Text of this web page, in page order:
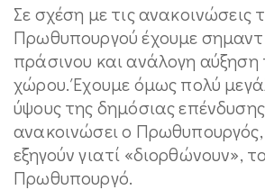
Σε σχέση με τις ανακοινώσεις
Πρωθυπουργού έχουμε
πράσινου και ανάλογη
χώρου. Έχουμε όμως πολύ
ύψους της δημόσιας
ανακοινώσει ο
εξηγούν γιατί «διορθώνουν»,
Πρωθυπουργό.